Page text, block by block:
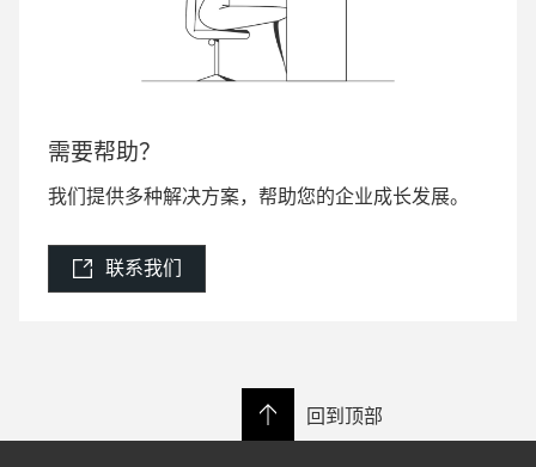
需要帮助？
我们提供多种解决方案，帮助您的企业成长发展。
联系我们
回到顶部